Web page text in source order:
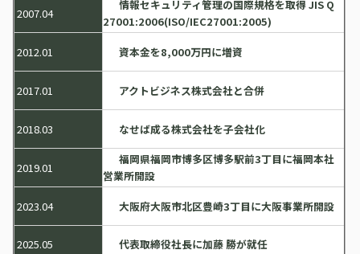
2007.04
情報セキュリティ管理の国際規格を取得 JIS Q
27001:2006(ISO/IEC27001:2005)
2012.01
資本金を8,000万円に増資
2017.01 アクトビジネス株式会社と合併
2018.03 なせば成る株式会社を子会社化
2019.01
福岡県福岡市博多区博多駅前3丁目に福岡本社
営業所開設
2023.04
大阪府大阪市北区豊崎3丁目に大阪事業所開設
2025.05 代表取締役社長に加藤 勝が就任